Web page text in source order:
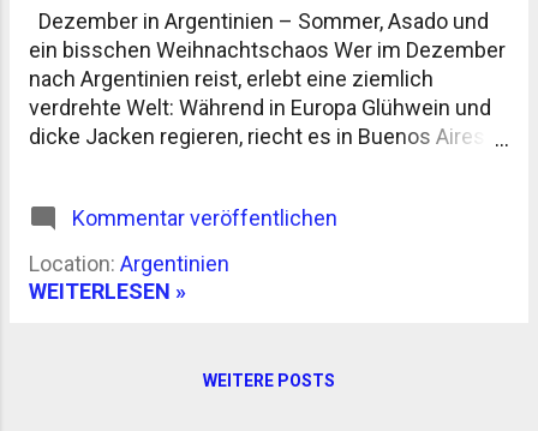
Dezember in Argentinien – Sommer, Asado und
ein bisschen Weihnachtschaos Wer im Dezember
nach Argentinien reist, erlebt eine ziemlich
verdrehte Welt: Während in Europa Glühwein und
dicke Jacken regieren, riecht es in Buenos Aires
– heiß, laut, lebendig. Und ehrlich gesagt:
manchmal auch ein bisschen anstrengend. Klima
und Stimmung: Zwischen Hitze und
steht wie eine Wand zwischen den
Kommentar veröffentlichen
Location: Argentinien
WEITERLESEN »
WEITERE POSTS